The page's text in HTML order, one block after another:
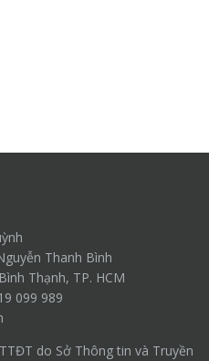
Thanh Bình
Thạnh, TP. HCM
099 989
do Sở Thông tin và Truyền